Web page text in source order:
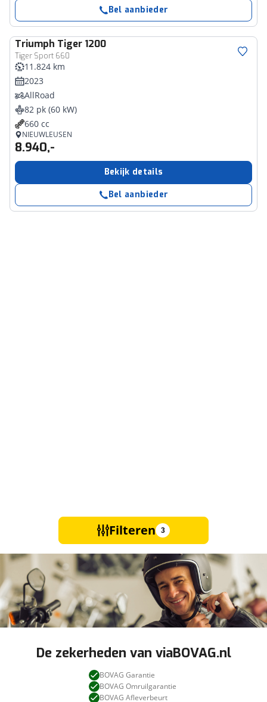
Bel aanbieder
Triumph Tiger 1200
Tiger Sport 660
11.824 km
2023
AllRoad
82 pk (60 kW)
660 cc
NIEUWLEUSEN
8.940,-
Bekijk details
Bel aanbieder
Filteren 3
De zekerheden van viaBOVAG.nl
BOVAG Garantie
BOVAG Omruilgarantie
BOVAG Afleverbeurt